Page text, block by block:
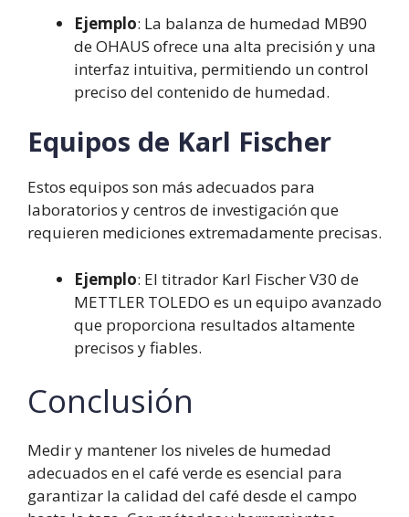
Ejemplo: La balanza de humedad MB90
de OHAUS ofrece una alta precisión y una
interfaz intuitiva, permitiendo un control
preciso del contenido de humedad.
Equipos de Karl Fischer
Estos equipos son más adecuados para
laboratorios y centros de investigación que
requieren mediciones extremadamente precisas.
Ejemplo: El titrador Karl Fischer V30 de
METTLER TOLEDO es un equipo avanzado
que proporciona resultados altamente
precisos y fiables.
Conclusión
Medir y mantener los niveles de humedad
adecuados en el café verde es esencial para
garantizar la calidad del café desde el campo